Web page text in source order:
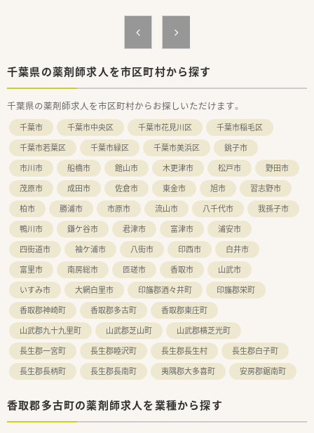
■家族やプライベートを大事にしながら働きたい方、キャリアを
磨きたい方皆様にお勧めです。
千葉県の薬剤師求人を市区町村から探す
千葉県の薬剤師求人を市区町村からお探しいただけます。
千葉市 千葉市中央区 千葉市花見川区
千葉市稲毛区
千葉市若葉区
千葉市緑区 千葉市美浜区
銚子市
市川市
船橋市 館山市 木更津市 松戸市
野田市
茂原市
成田市 佐倉市 東金市 旭市
習志野市
柏市
勝浦市 市原市 流山市 八千代市
我孫子市
鴨川市
鎌ケ谷市 君津市 富津市
浦安市
四街道市
袖ケ浦市 八街市 印西市
白井市
富里市
南房総市 匝瑳市 香取市
山武市
いすみ市
大網白里市 印旛郡酒々井町
印旛郡栄町
香取郡神崎町
香取郡多古町
香取郡東庄町
山武郡九十九里町
山武郡芝山町
山武郡横芝光町
長生郡一宮町
長生郡睦沢町 長生郡長生村
長生郡白子町
長生郡長柄町
長生郡長南町 夷隅郡大多喜町 安房郡鋸南町
香取郡多古町の薬剤師求人を業種から探す